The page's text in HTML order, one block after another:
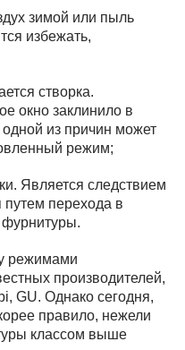
зимой или пыль
избежать,
створка.
окно заклинило в
из причин может
режим;
Является следствием
путем перехода в
режимами
производителей,
GU. Однако сегодня,
правило, нежели
классом выше